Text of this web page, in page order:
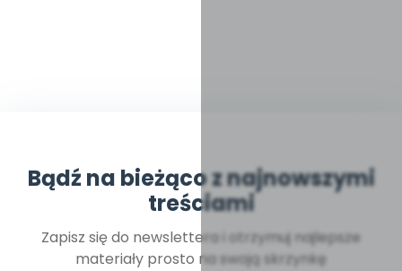
Bądź na bieżąco z najnowszymi
treściami
Zapisz się do newslettera i otrzymuj najlepsze
materiały prosto na swoją skrzynkę